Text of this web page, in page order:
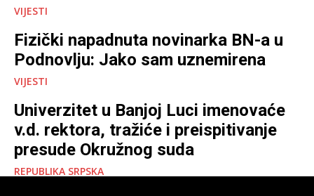
VIJESTI
Fizički napadnuta novinarka BN-a u
Podnovlju: Jako sam uznemirena
VIJESTI
Univerzitet u Banjoj Luci imenovaće
v.d. rektora, tražiće i preispitivanje
presude Okružnog suda
REPUBLIKA SRPSKA